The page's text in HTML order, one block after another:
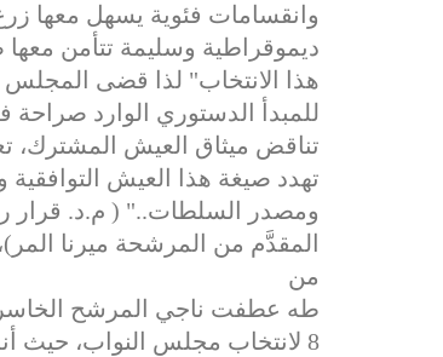
وانقسامات فئوية يسهل معها
ديموقراطية وسليمة تتأمن
هذا الانتخاب" لذا قضى
للمبدأ الدستوري الوارد
تناقض ميثاق العيش المشترك،
تهدد صيغة هذا العيش التوافقية
المقدَّم من المرشحة ميرنا
من
طه عطفت ناجي المرشح الخاسر
8 لانتخاب
مجلس النواب، حيث